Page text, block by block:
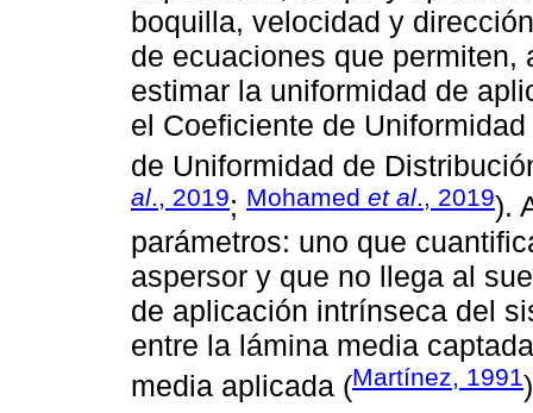
boquilla, velocidad y
de ecuaciones que
estimar la uniformidad de
el Coeficiente de
de Uniformidad de
al., 2019; Mohamed et al., 2019).
parámetros: uno que
aspersor y que no llega al
de aplicación intrínseca del
entre la lámina media
media aplicada (Martínez, 1991